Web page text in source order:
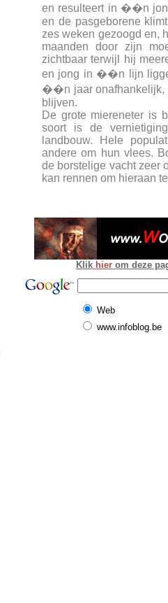
en resulteert in ��n
en de pasgeborene
zes weken gezoogd en,
maanden door zijn
zichtbaar terwijl hij
en jong in ��n lijn
��n jaar onafhankelijk,
blijven.
De grote miereneter is
soort is de
landbouw. Hele
andere om hun vlees.
de borstelige vacht zeer
kan rennen om hieraan
Klik hier om deze
Web
www.infoblog.be